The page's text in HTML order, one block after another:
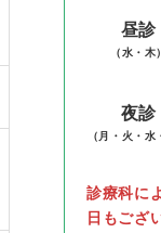
昼診
（水・木）
夜診
（月・火・水
診療科に
日もござ